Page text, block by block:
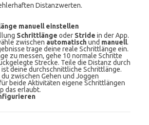
Distanzwerten.
manuell einstellen
Schrittlänge oder Stride in der App.
zwischen automatischund manuell.
trage deine reale Schrittlänge ein.
zu messen, gehe 10 normale Schritte
Strecke. Teile die Distanz durch
ist deine durchschnittliche Schrittlänge.
du zwischen Gehen und Joggen
beide Aktivitäten eigene Schrittlängen
das erlaubt.